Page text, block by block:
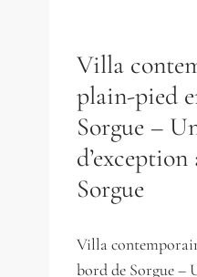
Villa
plain-pied
Sorgue –
Sorgue
Villa
bord de Sorgue –